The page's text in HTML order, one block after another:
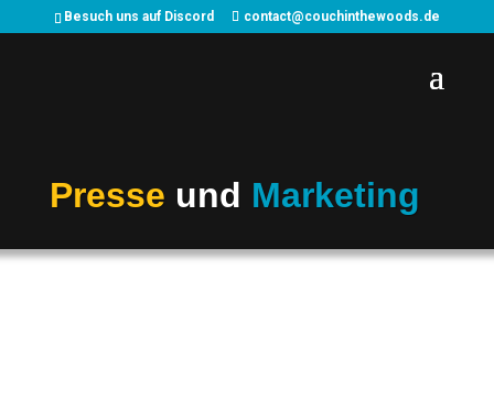
Besuch uns auf Discord contact@couchinthewoods.de
Presse und Marketing